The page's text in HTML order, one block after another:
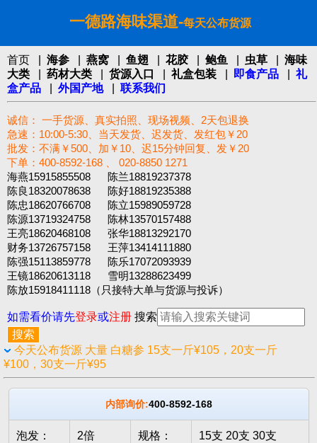
一德路海味渠道-每天公布货源
首页 海参 燕窝 鱼翅 花胶 鲍鱼 虫草
海味
大类
药材大类 货源入口 礼盒包装 即食产品
礼
盒产品
外国产地| 联系我们
诚信： 一手货源、真实拍照、现场视频、2天包退换
急速：10:00-5:30、当天发货、迟发货、发红包￥20
批发：不满￥500、加￥10、迟15分钟回复、发￥20
下单：400-8592-168 、 020-8850 1271‬
海燕15915855508 陈兰18819237378
陈良18320078638 陈好18819235388
陈忠18620766708 陈立15989059728
陈源13719324758 陈林13570157488
王亮18620468108 张华18813292170
财务13726757158 王萍13414111880
陈强15113859778 陈乐17072093939
王镜18620613118 雪明13288623499
陈放15918411118（只接特大单与货源与投诉）
如需看价请先登录或注册 搜索
今天公布货源 大量 白糖参 15支一斤¥105，20支一斤
¥100，30支一斤¥95
内部询价:400-8592-168
泡发： 2倍 规格： 15支 20支 30支